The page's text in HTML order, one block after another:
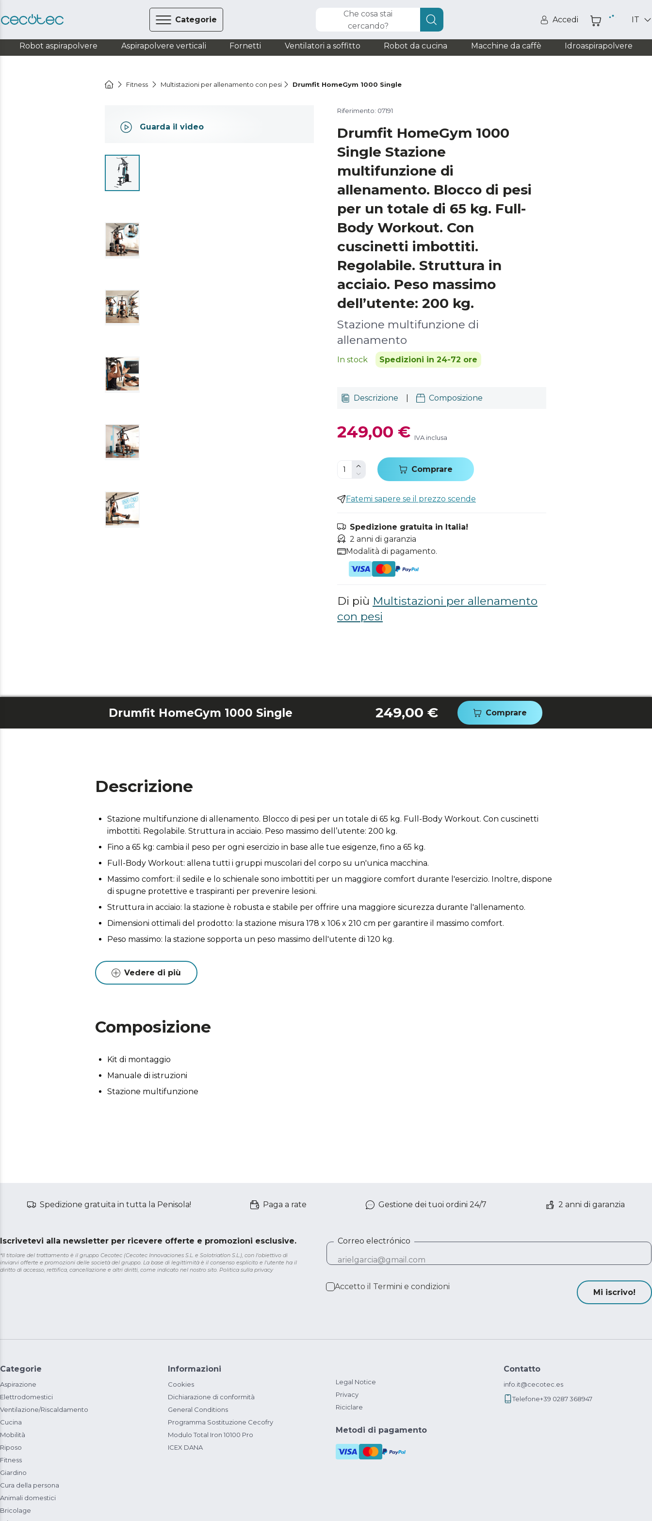
Categorie
Che cosa stai
cercando?
Accedi IT
Robot aspirapolvere Aspirapolvere verticali Fornetti Ventilatori a soffitto Robot da cucina Macchine da caffè Idroaspirapolvere
Fitness Multistazioni per allenamento con pesi Drumfit HomeGym 1000 Single
Guarda il video
Riferimento: 07191
Drumfit HomeGym 1000
Single Stazione
multifunzione di
allenamento. Blocco di pesi
per un totale di 65 kg. Full-
Body Workout. Con
cuscinetti imbottiti.
Regolabile. Struttura in
acciaio. Peso massimo
dell’utente: 200 kg.
Stazione multifunzione di
allenamento
In stock Spedizioni in 24-72 ore
Descrizione Composizione
249,00 € IVA inclusa
Comprare
Fatemi sapere se il prezzo scende
Spedizione gratuita in Italia!
2 anni di garanzia
Modalità di pagamento.
Di più Multistazioni per allenamento
con pesi
Drumfit HomeGym 1000 Single 249,00 € Comprare
Descrizione
Stazione multifunzione di allenamento. Blocco di pesi per un totale di 65 kg. Full-Body Workout. Con cuscinetti
imbottiti. Regolabile. Struttura in acciaio. Peso massimo dell’utente: 200 kg.
Fino a 65 kg: cambia il peso per ogni esercizio in base alle tue esigenze, fino a 65 kg.
Full-Body Workout: allena tutti i gruppi muscolari del corpo su un'unica macchina.
Massimo comfort: il sedile e lo schienale sono imbottiti per un maggiore comfort durante l'esercizio. Inoltre, dispone
di spugne protettive e traspiranti per prevenire lesioni.
Struttura in acciaio: la stazione è robusta e stabile per offrire una maggiore sicurezza durante l'allenamento.
Dimensioni ottimali del prodotto: la stazione misura 178 x 106 x 210 cm per garantire il massimo comfort.
Peso massimo: la stazione sopporta un peso massimo dell'utente di 120 kg.
Vedere di più
Composizione
Kit di montaggio
Manuale di istruzioni
Stazione multifunzione
Spedizione gratuita in tutta la Penisola! Paga a rate Gestione dei tuoi ordini 24/7 2 anni di garanzia
Iscrivetevi alla newsletter per ricevere offerte e promozioni esclusive.
*Il titolare del trattamento è il gruppo Cecotec (Cecotec Innovaciones S.L. e Solotriatlon S.L.), con l'obiettivo di
inviarvi offerte e promozioni delle società del gruppo. La base di legittimità è il consenso esplicito e l'utente ha il
diritto di accesso, rettifica, cancellazione e altri diritti, come indicato nel nostro sito. Politica sulla privacy
Correo electrónico
Accetto il Termini e condizioni
Mi iscrivo!
Categorie
Aspirazione
Elettrodomestici
Ventilazione/Riscaldamento
Cucina
Mobilità
Riposo
Fitness
Giardino
Cura della persona
Animali domestici
Bricolage
Informazioni
Cookies
Dichiarazione di conformità
General Conditions
Programma Sostituzione Cecofry
Modulo Total Iron 10100 Pro
ICEX DANA
Legal Notice
Privacy
Riciclare
Metodi di pagamento
Contatto
info.it@cecotec.es
Telefone+39 0287 368947